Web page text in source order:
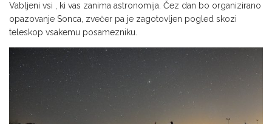
Vabljeni vsi , ki vas zanima astronomija. Čez dan bo organizirano
opazovanje Sonca, zvečer pa je zagotovljen pogled skozi
teleskop vsakemu posamezniku.